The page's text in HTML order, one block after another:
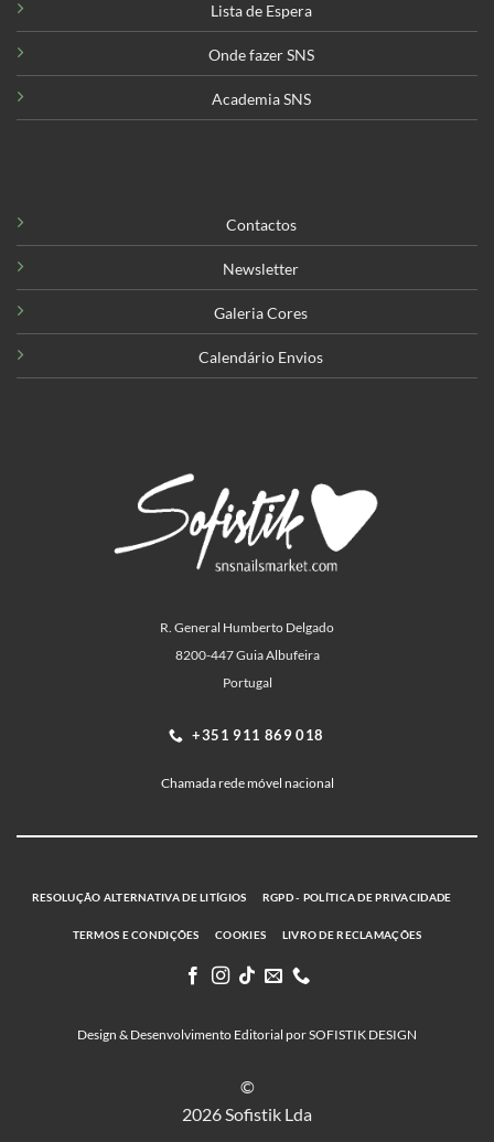
Lista de Espera
Onde fazer SNS
Academia SNS
Contactos
Newsletter
Galeria Cores
Calendário Envios
R. General Humberto Delgado
8200-447 Guia Albufeira
Portugal
+351 911 869 018
Chamada rede móvel nacional
RESOLUÇÃO ALTERNATIVA DE LITÍGIOS RGPD - POLÍTICA DE PRIVACIDADE
TERMOS E CONDIÇÕES COOKIES LIVRO DE RECLAMAÇÕES
Design & Desenvolvimento Editorial por SOFISTIK DESIGN
©
2026 Sofistik Lda